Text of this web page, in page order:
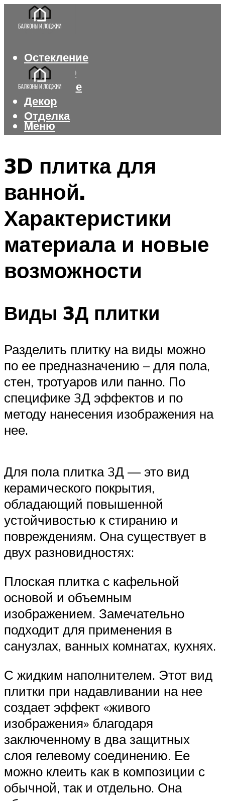
Остекление
Интерьер
Утепление
Декор
Отделка
Меню
3D плитка для
ванной.
Характеристики
материала и новые
возможности
Виды 3Д плитки
Разделить плитку на виды можно
по ее предназначению – для пола,
стен, тротуаров или панно. По
специфике 3Д эффектов и по
методу нанесения изображения на
нее.
Для пола плитка 3Д — это вид
керамического покрытия,
обладающий повышенной
устойчивостью к стиранию и
повреждениям. Она существует в
двух разновидностях:
Плоская плитка с кафельной
основой и объемным
изображением. Замечательно
подходит для применения в
санузлах, ванных комнатах, кухнях.
С жидким наполнителем. Этот вид
плитки при надавливании на нее
создает эффект «живого
изображения» благодаря
заключенному в два защитных
слоя гелевому соединению. Ее
можно клеить как в композиции с
обычной, так и отдельно. Она